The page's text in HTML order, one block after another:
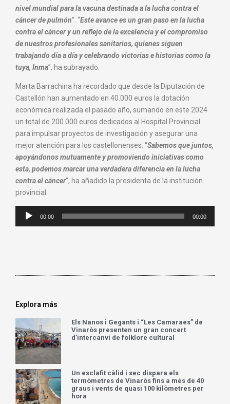
nivel mundial para la vacuna destinada a la lucha contra el
cáncer de pulmón”. “Este avance es un gran paso en la lucha
contra el cáncer y un reflejo de la excelencia y el compromiso
de nuestros profesionales sanitarios, quienes siguen
trabajando día a día y celebrando victorias e historias como la
tuya, Inma”, ha subrayado.
Marta Barrachina ha recordado que desde la Diputación de
Castellón han aumentado en 40.000 euros la dotación
económica realizada el pasado año, sumando en este 2024
un total de 200.000 euros dedicados al Hospital Provincial
para impulsar proyectos de investigación y asegurar una
mejor atención para los castellonenses. “Sabemos que juntos,
apoyándonos mutuamente y promoviendo iniciativas como
esta, podemos marcar una verdadera diferencia en la lucha
contra el cáncer”, ha añadido la presidenta de la institución
provincial.
Reproductor
00:00 00:00
Explora más
Els Nanos i Gegants i “Les Camaraes” de
Vinaròs presenten un gran concert
d’intercanvi de folklore cultural
Un esclafit càlid i sec dispara els
termòmetres de Vinaròs fins a més de 40
graus i vents de quasi 100 kilòmetres per
hora